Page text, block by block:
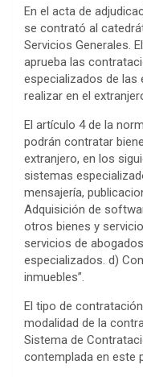
En el acta de
se contrató al
Servicios Generales.
aprueba las
especializados de las
realizar en el
El artículo 4 de la
podrán contratar
extranjero, en los
sistemas
mensajería,
Adquisición de
otros bienes y
servicios de
especializados. d)
inmuebles”.
El tipo de
modalidad de la
Sistema de
contemplada en este